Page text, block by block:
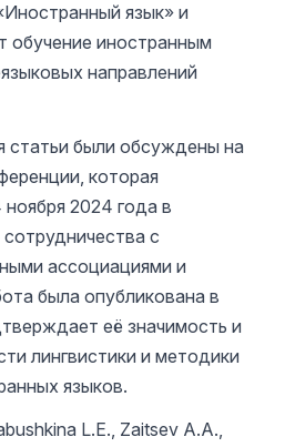
язык» и
обучение иностранным
направлений
были обсуждены на
которая
2024 года в
с
ассоциациями и
была опубликована в
её значимость и
лингвистики и методики
языков.
L.E., Zaitsev A.A.,